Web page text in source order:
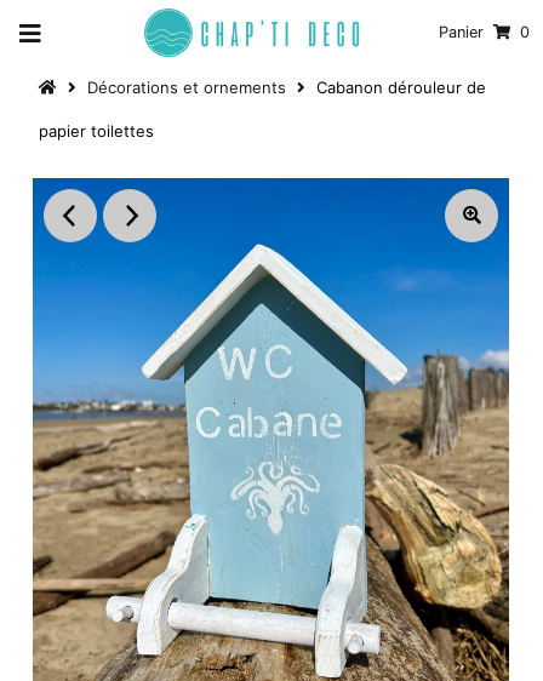
Panier 0
Décorations et ornements Cabanon dérouleur de
papier toilettes